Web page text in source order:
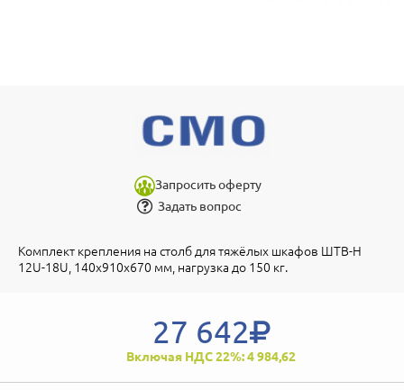
Запросить оферту
Задать вопрос
Комплект крепления на столб для тяжёлых шкафов ШТВ-Н
12U-18U, 140х910х670 мм, нагрузка до 150 кг.
27 642
Включая НДС 22%: 4 984,62